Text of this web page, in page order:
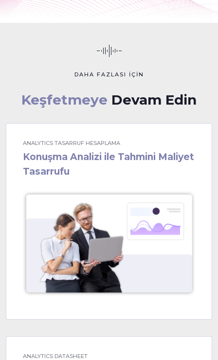
DAHA FAZLASI İÇİN
Keşfetmeye Devam Edin
ANALYTICS TASARRUF HESAPLAMA
Konuşma Analizi ile Tahmini Maliyet
Tasarrufu
ANALYTICS DATASHEET